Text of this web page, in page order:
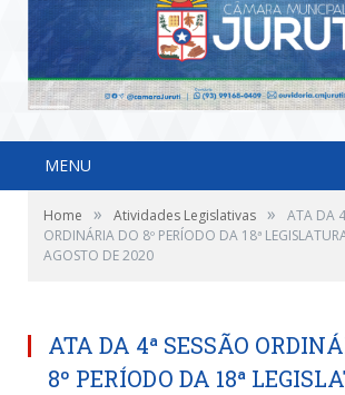
MENU
Home » Atividades Legislativas »
ATA DA
ORDINÁRIA DO 8º PERÍODO DA 18ª
AGOSTO DE 2020
ATA DA 4ª SESSÃO
8º PERÍODO DA 18ª